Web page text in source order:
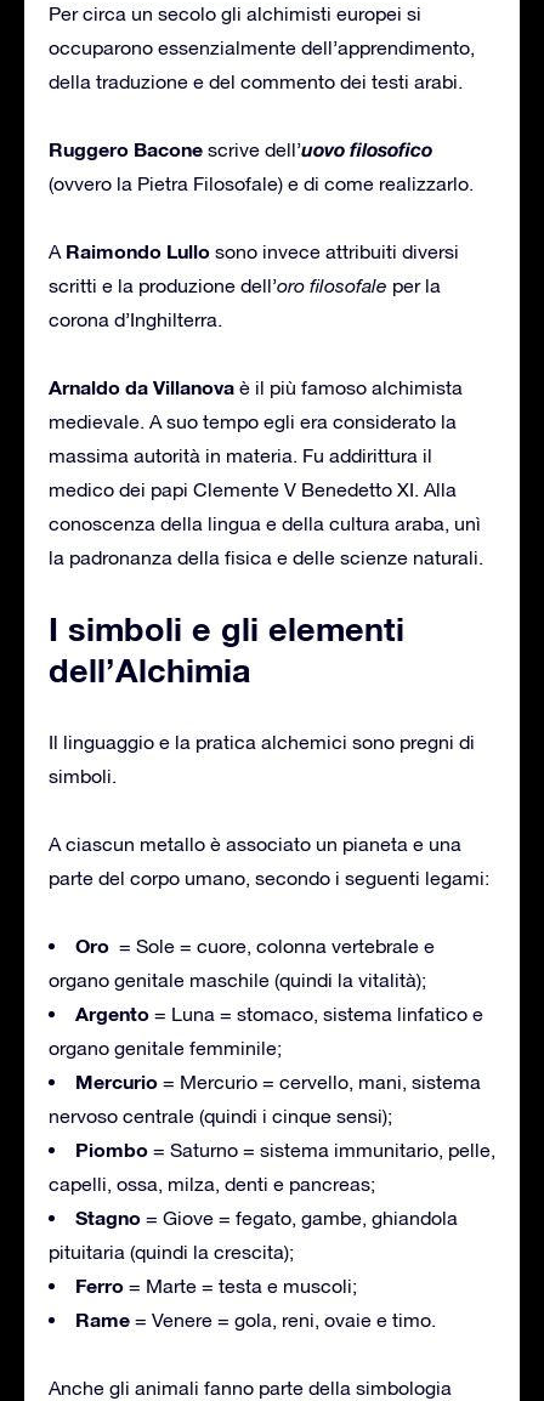
Per circa un secolo gli alchimisti europei si
occuparono essenzialmente dell’apprendimento,
della traduzione e del commento dei testi arabi.
Ruggero Bacone scrive dell’uovo filosofico
(ovvero la Pietra Filosofale) e di come realizzarlo.
A Raimondo Lullo sono invece attribuiti diversi
scritti e la produzione dell’oro filosofale per la
corona d’Inghilterra.
Arnaldo da Villanova è il più famoso alchimista
medievale. A suo tempo egli era considerato la
massima autorità in materia. Fu addirittura il
medico dei papi Clemente V Benedetto XI. Alla
conoscenza della lingua e della cultura araba, unì
la padronanza della fisica e delle scienze naturali.
I simboli e gli elementi
dell’Alchimia
Il linguaggio e la pratica alchemici sono pregni di
simboli.
A ciascun metallo è associato un pianeta e una
parte del corpo umano, secondo i seguenti legami:
Oro = Sole = cuore, colonna vertebrale e
organo genitale maschile (quindi la vitalità);
Argento = Luna = stomaco, sistema linfatico e
organo genitale femminile;
Mercurio = Mercurio = cervello, mani, sistema
nervoso centrale (quindi i cinque sensi);
Piombo = Saturno = sistema immunitario, pelle,
capelli, ossa, milza, denti e pancreas;
Stagno = Giove = fegato, gambe, ghiandola
pituitaria (quindi la crescita);
Ferro = Marte = testa e muscoli;
Rame = Venere = gola, reni, ovaie e timo.
Anche gli animali fanno parte della simbologia